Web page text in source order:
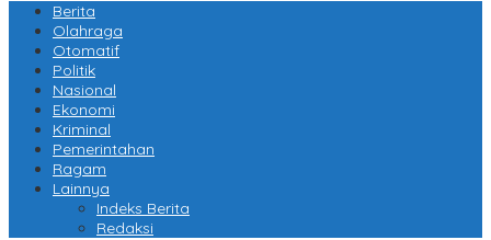
Berita
Olahraga
Otomatif
Politik
Nasional
Ekonomi
Kriminal
Pemerintahan
Ragam
Lainnya
Indeks Berita
Redaksi